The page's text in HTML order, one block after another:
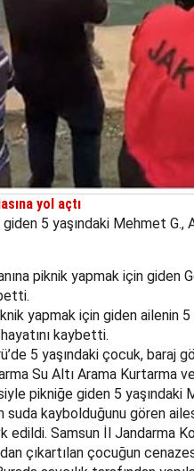
yol açtı
5 yaşındaki Mehmet G.,
piknik yapmak için giden
yapmak için giden ailenin
kaybetti.
5 yaşındaki çocuk, baraj
Su Altı Arama Kurtarma ve
pikniğe giden 5 yaşındaki
suda kaybolduğunu gören
edildi. Samsun İl Jandarma
çıkartılan çocuğun